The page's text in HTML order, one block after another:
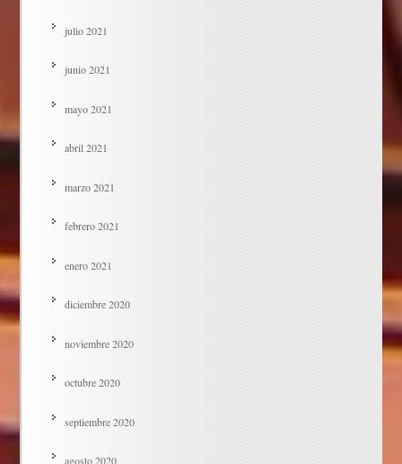
julio 2021
junio 2021
mayo 2021
abril 2021
marzo 2021
febrero 2021
enero 2021
diciembre 2020
noviembre 2020
octubre 2020
septiembre 2020
agosto 2020